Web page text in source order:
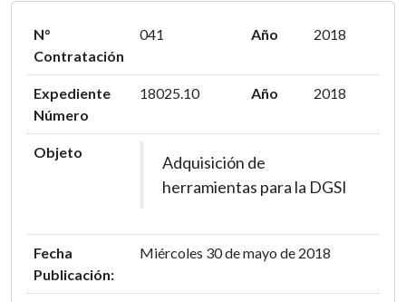
N°
Contratación
041 Año 2018
Expediente
Número
18025.10 Año 2018
Objeto
Adquisición de
herramientas para la DGSI
Fecha
Publicación:
Miércoles 30 de mayo de 2018